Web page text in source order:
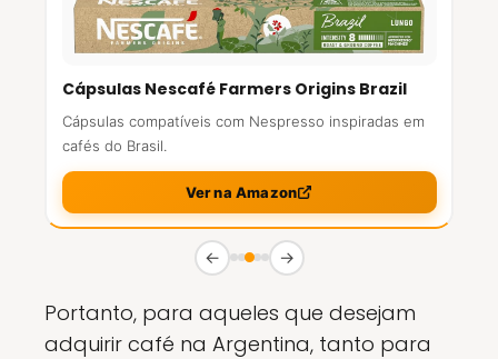
Cápsulas Nescafé Farmers Origins Brazil
Cápsulas compatíveis com Nespresso inspiradas em
cafés do Brasil.
Ver na Amazon
← →
Portanto, para aqueles que desejam
adquirir café na Argentina, tanto para